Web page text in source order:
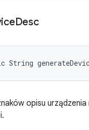
Desc
opisu